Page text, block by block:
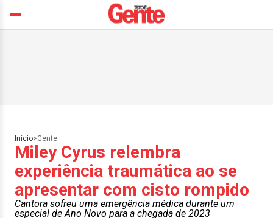
Início>Gente
Miley Cyrus relembra
experiência traumática ao se
apresentar com cisto rompido
Cantora sofreu uma emergência médica durante um
especial de Ano Novo para a chegada de 2023